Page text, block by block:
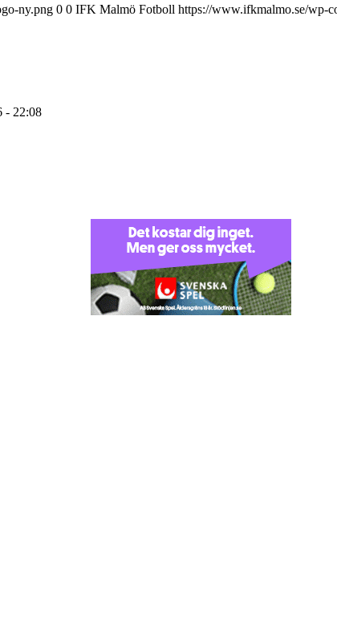
ny.png 0 0 IFK Malmö Fotboll https://www.ifkmalmo.se/wp-
- 22:08